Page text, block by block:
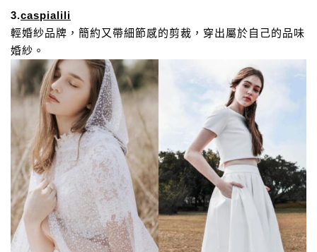
3.caspialili
輕婚紗品牌，簡約又帶細節感的剪裁，穿出屬於自己的品味
婚紗。